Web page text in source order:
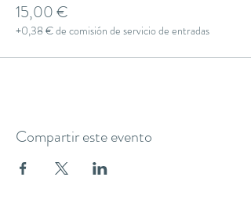
15,00 €
+0,38 € de comisión de servicio de entradas
Compartir este evento